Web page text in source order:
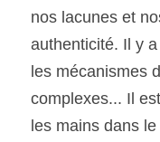
nos lacunes et
authenticité. Il y
les mécanismes
complexes... Il
les mains dans